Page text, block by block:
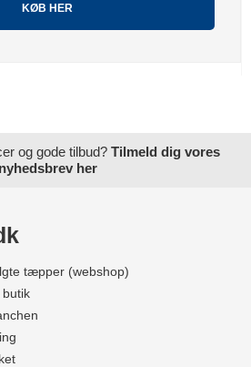
KØB HER
og gode tilbud? Tilmeld dig vores
nyhedsbrev her
tæpper (webshop)